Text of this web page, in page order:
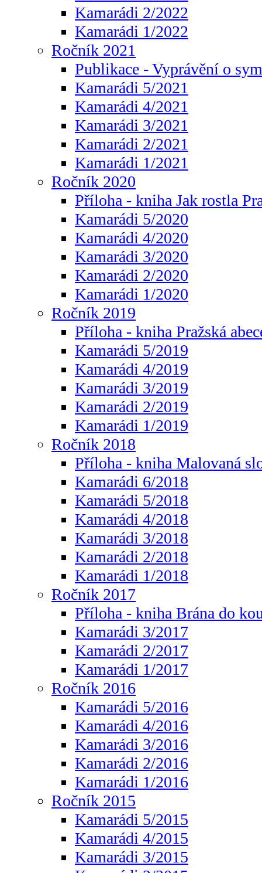
Kamarádi 2/2022
Kamarádi 1/2022
Ročník 2021
Publikace - Vyprávění o
Kamarádi 5/2021
Kamarádi 4/2021
Kamarádi 3/2021
Kamarádi 2/2021
Kamarádi 1/2021
Ročník 2020
Příloha - kniha Jak rostla
Kamarádi 5/2020
Kamarádi 4/2020
Kamarádi 3/2020
Kamarádi 2/2020
Kamarádi 1/2020
Ročník 2019
Příloha - kniha Pražská
Kamarádi 5/2019
Kamarádi 4/2019
Kamarádi 3/2019
Kamarádi 2/2019
Kamarádi 1/2019
Ročník 2018
Příloha - kniha Malovaná
Kamarádi 6/2018
Kamarádi 5/2018
Kamarádi 4/2018
Kamarádi 3/2018
Kamarádi 2/2018
Kamarádi 1/2018
Ročník 2017
Příloha - kniha Brána do
Kamarádi 3/2017
Kamarádi 2/2017
Kamarádi 1/2017
Ročník 2016
Kamarádi 5/2016
Kamarádi 4/2016
Kamarádi 3/2016
Kamarádi 2/2016
Kamarádi 1/2016
Ročník 2015
Kamarádi 5/2015
Kamarádi 4/2015
Kamarádi 3/2015